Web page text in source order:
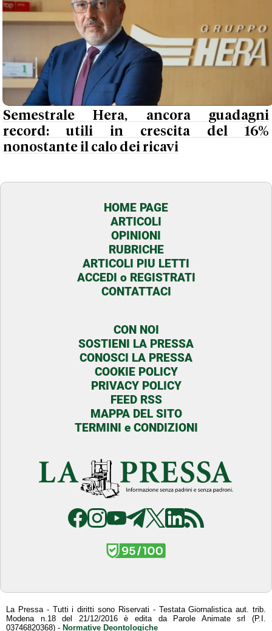
Semestrale Hera, ancora guadagni
record: utili in crescita del 16%
nonostante il calo dei ricavi
HOME PAGE
ARTICOLI
OPINIONI
RUBRICHE
ARTICOLI PIU LETTI
ACCEDI o REGISTRATI
CONTATTACI
CON NOI
SOSTIENI LA PRESSA
CONOSCI LA PRESSA
COOKIE POLICY
PRIVACY POLICY
FEED RSS
MAPPA DEL SITO
TERMINI e CONDIZIONI
La Pressa - Tutti i diritti sono Riservati - Testata Giornalistica aut. trib.
Modena n.18 del 21/12/2016 è edita da Parole Animate srl (P.I.
03746820368) - Normative Deontologiche